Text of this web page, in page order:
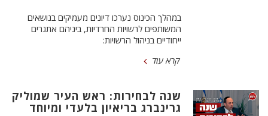
במהלך הכינוס נערכו דיונים מעמיקים בנושאים
המשותפים לרשויות החרדיות, ביניהם אתגרים
ייחודיים בניהול הרשויות:
קרא עוד
שנה לבחירות: ראש העיר שמוליק
גרינברג בריאיון בלעדי ומיוחד